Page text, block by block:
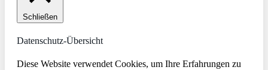
Schließen
Datenschutz-Übersicht
Diese Website verwendet Cookies, um Ihre Erfahrungen zu